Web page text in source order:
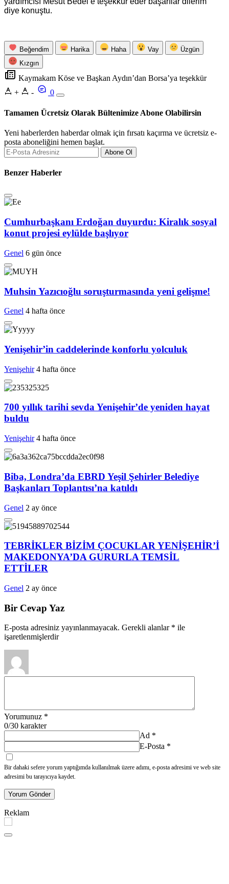
diye konuştu.
Beğendim Harika Haha Vay
Üzgün
Kızgın
Kaymakam Köse ve Başkan Aydın’dan Borsa’ya teşekkür
+
- 0
Tamamen Ücretsiz Olarak Bültenimize Abone Olabilirsin
Yeni haberlerden haberdar olmak için fırsatı kaçırma ve ücretsiz e-
posta aboneliğini hemen başlat.
Abone Ol
Benzer Haberler
Cumhurbaşkanı Erdoğan duyurdu: Kiralık sosyal
konut projesi eylülde başlıyor
Genel 6 gün önce
Muhsin Yazıcıoğlu soruşturmasında yeni gelişme!
Genel 4 hafta önce
Yenişehir’in caddelerinde konforlu yolculuk
Yenişehir 4 hafta önce
700 yıllık tarihi sevda Yenişehir’de yeniden hayat
buldu
Yenişehir 4 hafta önce
Biba, Londra’da EBRD Yeşil Şehirler Belediye
Başkanları Toplantısı’na katıldı
Genel 2 ay önce
TEBRİKLER BİZİM ÇOCUKLAR YENİŞEHİR’İ
MAKEDONYA’DA GURURLA TEMSİL
ETTİLER
Genel 2 ay önce
Bir Cevap Yaz
E-posta adresiniz yayınlanmayacak. Gerekli alanlar * ile
işaretlenmişlerdir
Yorumunuz *
0/30 karakter
Ad *
E-Posta *
Bir dahaki sefere yorum yaptığımda kullanılmak üzere adımı, e-posta adresimi ve web site
adresimi bu tarayıcıya kaydet.
Yorum Gönder
Reklam